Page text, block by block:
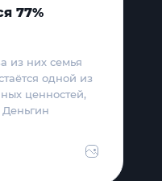
77%
из них семья
одной из
ценностей,
Деньгин